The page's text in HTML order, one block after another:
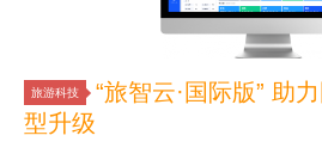
旅游科技
“旅智云·国际版” 助
型升级